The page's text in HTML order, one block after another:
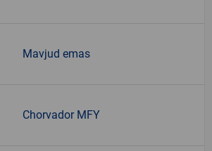
Mavjud emas
Chorvador MFY